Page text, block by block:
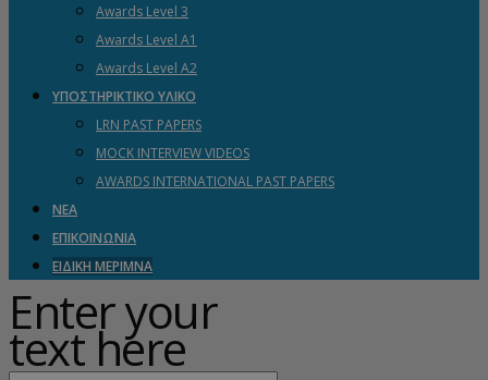
Awards Level 3
Awards Level A1
Awards Level A2
ΥΠΟΣΤΗΡΙΚΤΙΚΟ ΥΛΙΚΟ
LRN PAST PAPERS
MOCK INTERVIEW VIDEOS
AWARDS INTERNATIONAL PAST PAPERS
ΝΕΑ
ΕΠΙΚΟΙΝΩΝΙΑ
ΕΙΔΙΚΗ ΜΕΡΙΜΝΑ
Enter your
text here